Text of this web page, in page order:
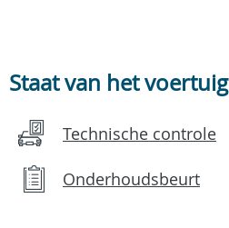
Staat van het voertuig
Technische controle
Onderhoudsbeurt